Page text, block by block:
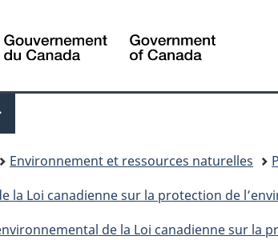
Canada
Environnement et ressources naturelles
la Loi canadienne sur la protection de
de la Loi canadienne sur la